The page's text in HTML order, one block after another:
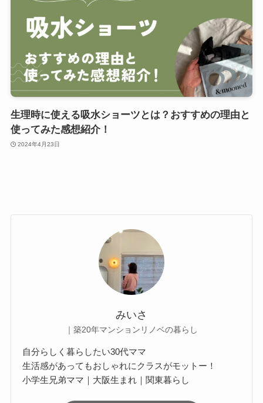
生理時に使える吸水ショーツとは？おすすめの理由と
使ってみた感想紹介！
2024年4月23日
みいさ
｜築20年マンションリノベの暮らし
自分らしく暮らしたい30代ママ
生活感があってもおしゃれにクラスがモットー！
小学生兄弟ママ｜大阪生まれ｜関東暮らし